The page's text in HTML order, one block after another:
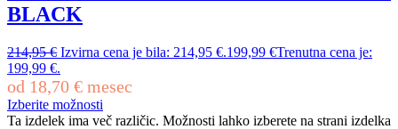
BLACK
214,95€ Izvirna cena je bila: 214,95 €.199,99 €Trenutna cena je:
199,99 €.
od 18,70 € mesec
Izberite možnosti
Ta izdelek ima več različic. Možnosti lahko izberete na strani izdelka